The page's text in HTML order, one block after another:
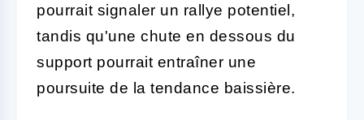
pourrait signaler un rallye potentiel,
tandis qu'une chute en dessous du
support pourrait entraîner une
poursuite de la tendance baissière.